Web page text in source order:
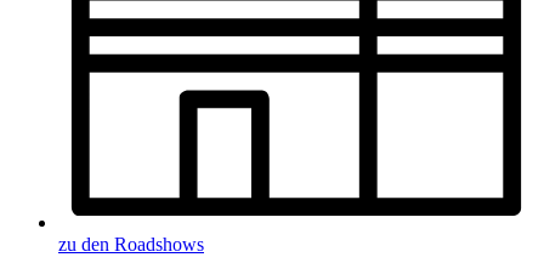
zu den Roadshows